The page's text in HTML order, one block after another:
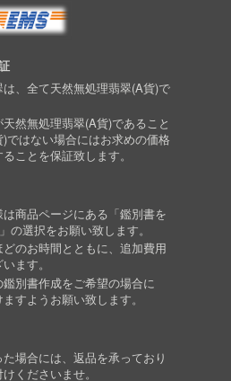
、全て天然無処理翡翠(A貨)で
然無処理翡翠(A貨)であること
ではない場合にはお求めの価格
ことを保証致します。
商品ページにある「鑑別書を
の選択をお願い致します。
のお時間とともに、追加費用
ます。
別書作成をご希望の場合に
すようお願い致します。
場合には、返品を承っており
くださいませ。